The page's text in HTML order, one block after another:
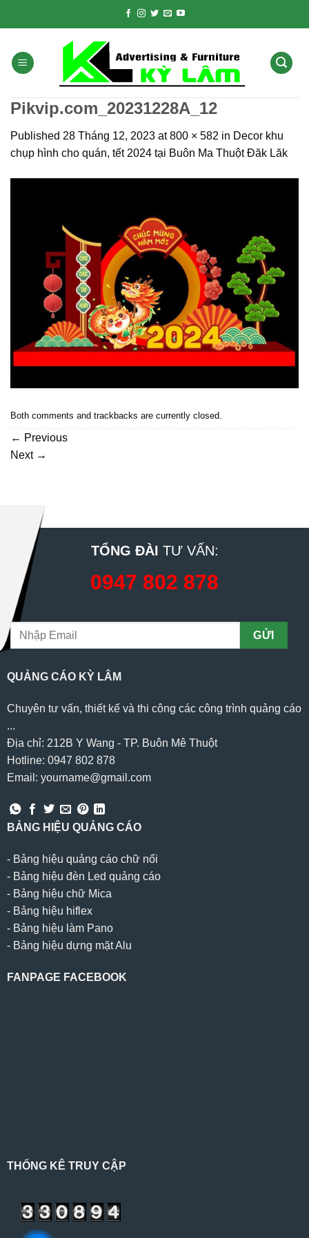
Pikvip.com_20231228A_12
Published 28 Tháng 12, 2023 at800 × 582 in Decor khu
chụp hình cho quán, tết 2024 tại Buôn Ma Thuột Đăk Lăk
Both comments and trackbacks are currently closed.
← Previous
Next →
TỔNG ĐÀI TƯ VẤN:
0947 802 878
QUẢNG CÁO KỲ LÂM
Chuyên tư vấn, thiết kế và thi công các công trình quảng cáo
...
Địa chỉ: 212B Y Wang - TP. Buôn Mê Thuột
Hotline: 0947 802 878
Email: yourname@gmail.com
BẢNG HIỆU QUẢNG CÁO
- Bảng hiệu quảng cáo chữ nổi
- Bảng hiệu đèn Led quảng cáo
- Bảng hiệu chữ Mica
- Bảng hiệu hiflex
- Bảng hiệu làm Pano
- Bảng hiệu dựng mặt Alu
FANPAGE FACEBOOK
THỐNG KÊ TRUY CẬP